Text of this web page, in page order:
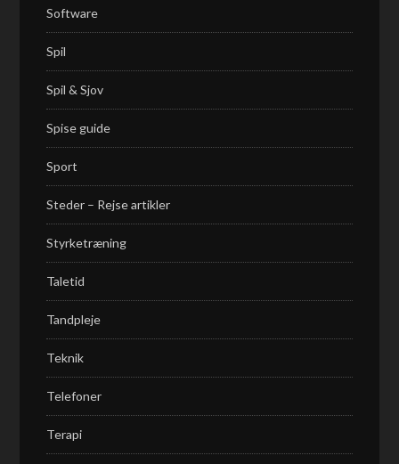
Software
Spil
Spil & Sjov
Spise guide
Sport
Steder – Rejse artikler
Styrketræning
Taletid
Tandpleje
Teknik
Telefoner
Terapi